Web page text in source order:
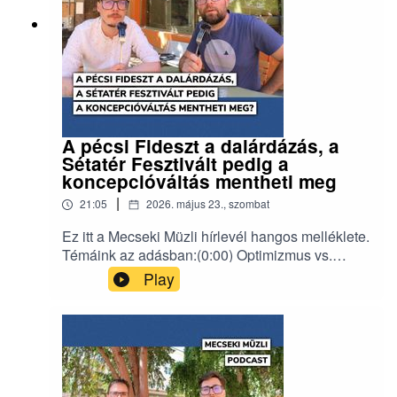
A pécsi Fideszt a dalárdázás, a
Sétatér Fesztivált pedig a
koncepcióváltás mentheti meg
21:05 | 2026. május 23., szombat
Ez itt a Mecseki Müzli hírlevél hangos melléklete.
Témáink az adásban:(0:00) Optimizmus vs.
lemorzsolódás a pécsi Fideszben(6:22)
Turbulenciák a közgyűlésben (11:12) Sétatér
fesztivál off.(13:44) Kekva is off?(16:40) A
ProgramajánlóErről a hírlevélről beszélgettünk,
ahol az adásban említett linkek is
megtalálhatóak: https://mecsekimuzli.com/241/
Play